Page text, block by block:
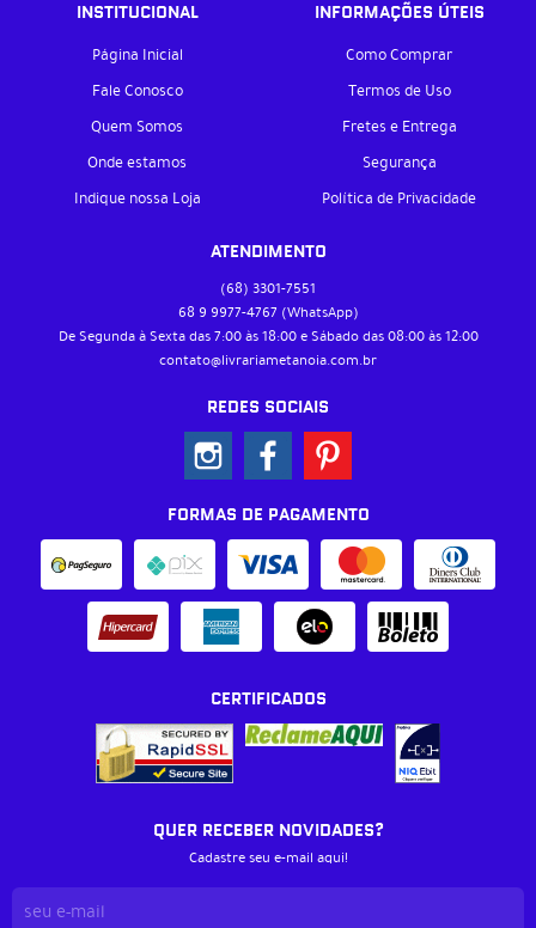
INSTITUCIONAL
Página Inicial
Fale Conosco
Quem Somos
Onde estamos
Indique nossa Loja
INFORMAÇÕES ÚTEIS
Como Comprar
Termos de Uso
Fretes e Entrega
Segurança
Política de Privacidade
ATENDIMENTO
(68) 3301-7551
68 9 9977-4767 (WhatsApp)
De Segunda à Sexta das 7:00 às 18:00 e Sábado das 08:00 às 12:00
contato@livrariametanoia.com.br
REDES SOCIAIS
FORMAS DE PAGAMENTO
CERTIFICADOS
QUER RECEBER NOVIDADES?
Cadastre seu e-mail aqui!